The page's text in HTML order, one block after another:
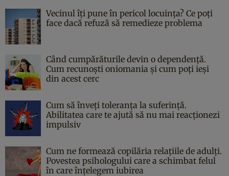
Vecinul îți pune în pericol locuința? Ce poți
face dacă refuză să remedieze problema
Când cumpărăturile devin o dependență.
Cum recunoști oniomania și cum poți ieși
din acest cerc
Cum să înveți toleranța la suferință.
Abilitatea care te ajută să nu mai reacționezi
impulsiv
Cum ne formează copilăria relațiile de adulți.
Povestea psihologului care a schimbat felul
în care înțelegem iubirea